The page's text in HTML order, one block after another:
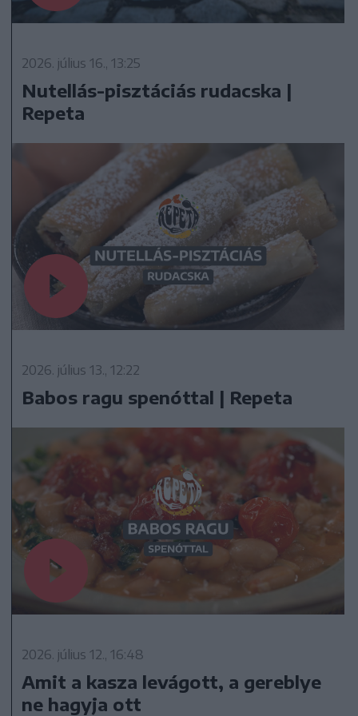
2026. július 16., 13:25
Nutellás-pisztáciás rudacska |
Repeta
2026. július 13., 12:22
Babos ragu spenóttal | Repeta
2026. július 12., 16:48
Amit a kasza levágott, a gereblye
ne hagyja ott